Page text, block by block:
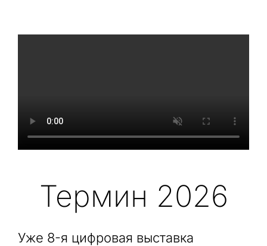
Термин 2026
Уже 8-я цифровая выставка